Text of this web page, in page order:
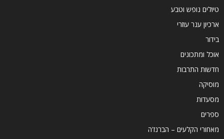
טיולים נופש וטבע
ארכיון ענר עוזרי
בידור
אוכל ומתכונים
חדשות התרבות
מוסיקה
מסעדות
ספרים
מאחורי הקלעים – הברנז'ה